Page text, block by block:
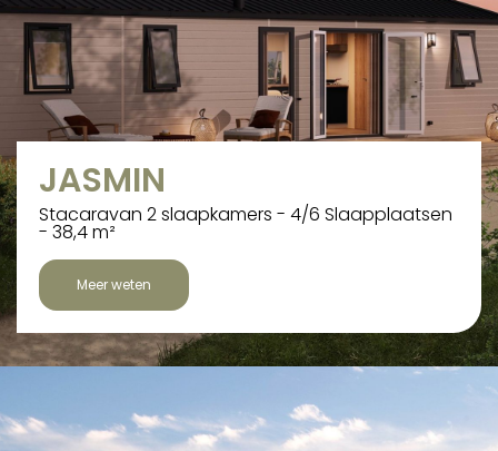
JASMIN
Stacaravan 2 slaapkamers - 4/6 Slaapplaatsen
- 38,4 m²
Meer weten